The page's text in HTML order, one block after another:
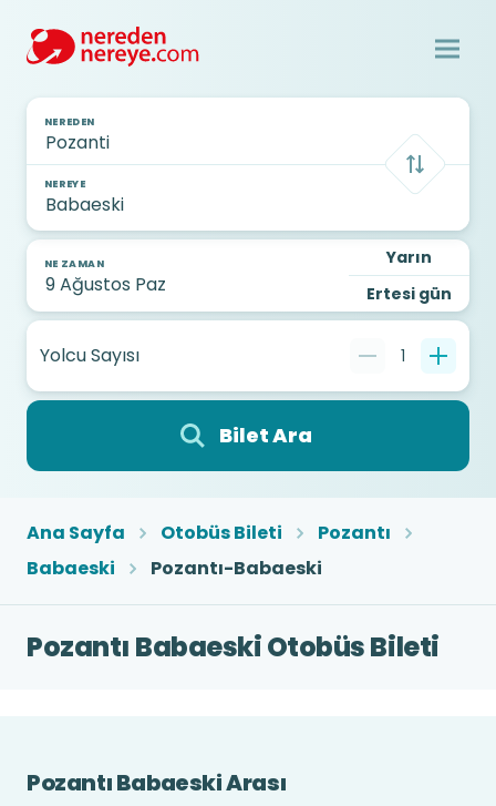
NEREDEN
NEREYE
NE ZAMAN
Yarın
Ertesi gün
Yolcu Sayısı 1
Bilet Ara
Ana Sayfa Otobüs Bileti
Pozantı
Babaeski
Pozantı-Babaeski
Pozantı Babaeski Otobüs Bileti
Pozantı Babaeski Arası